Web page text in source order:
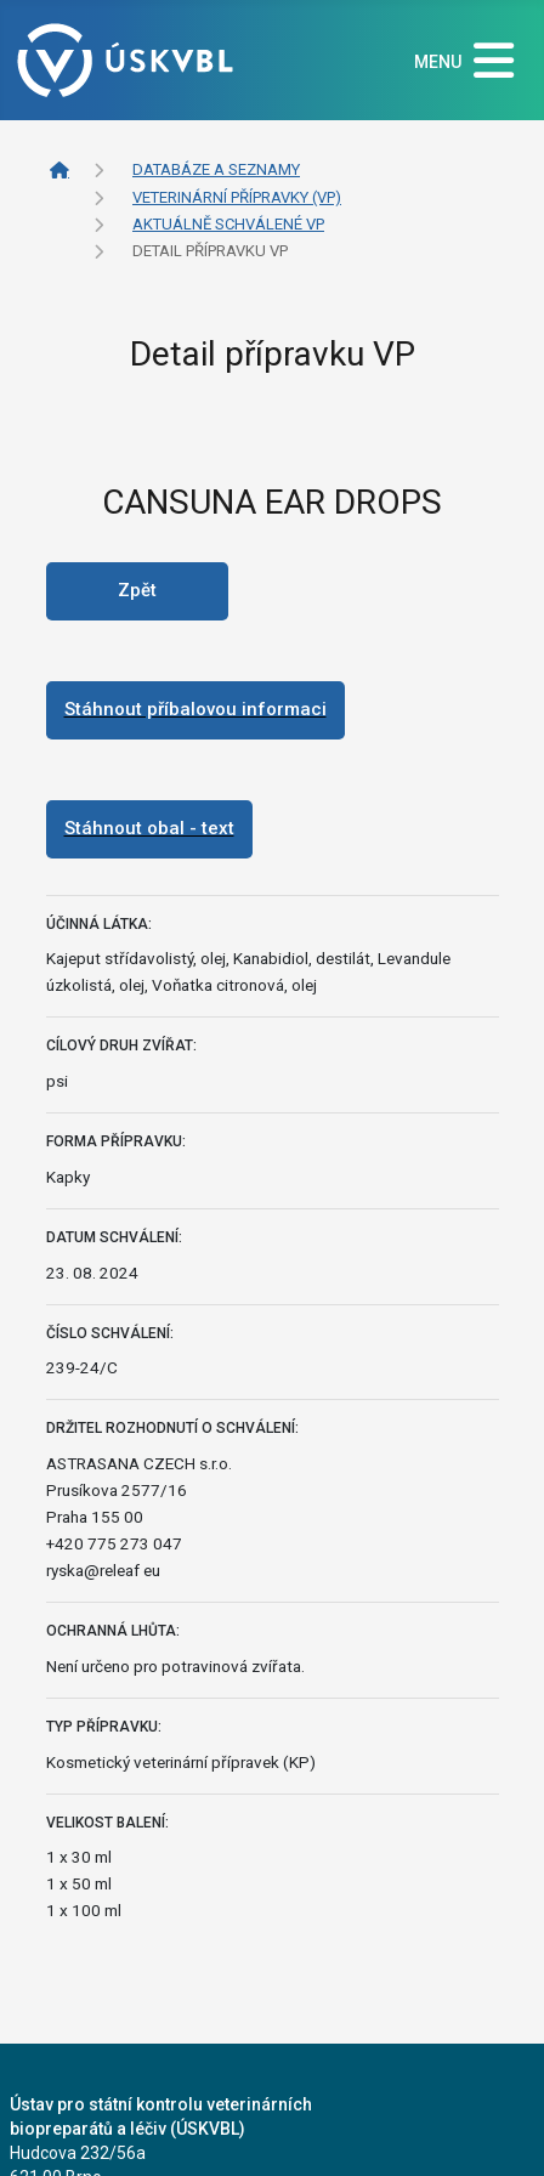
MENU
DATABÁZE A SEZNAMY
VETERINÁRNÍ PŘÍPRAVKY (VP)
AKTUÁLNĚ SCHVÁLENÉ VP
DETAIL PŘÍPRAVKU VP
Detail přípravku VP
CANSUNA EAR DROPS
Zpět
Stáhnout příbalovou informaci
Stáhnout obal - text
ÚČINNÁ LÁTKA:
Kajeput střídavolistý, olej, Kanabidiol, destilát, Levandule
úzkolistá, olej, Voňatka citronová, olej
CÍLOVÝ DRUH ZVÍŘAT:
psi
FORMA PŘÍPRAVKU:
Kapky
DATUM SCHVÁLENÍ:
23. 08. 2024
ČÍSLO SCHVÁLENÍ:
239-24/C
DRŽITEL ROZHODNUTÍ O SCHVÁLENÍ:
ASTRASANA CZECH s.r.o.
Prusíkova 2577/16
Praha 155 00
+420 775 273 047
ryska@releaf eu
OCHRANNÁ LHŮTA:
Není určeno pro potravinová zvířata.
TYP PŘÍPRAVKU:
Kosmetický veterinární přípravek (KP)
VELIKOST BALENÍ:
1 x 30 ml
1 x 50 ml
1 x 100 ml
Ústav pro státní kontrolu veterinárních
biopreparátů a léčiv (ÚSKVBL)
Hudcova 232/56a